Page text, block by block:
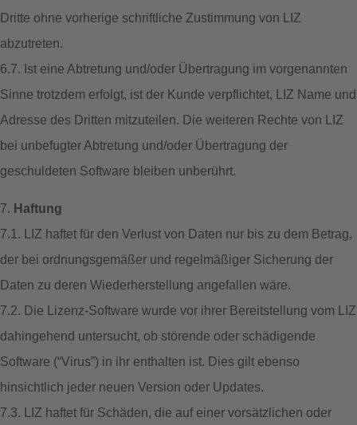
Dritte ohne vorherige schriftliche Zustimmung von LIZ
abzutreten.
6.7. Ist eine Abtretung und/oder Übertragung im vorgenannten
Sinne trotzdem erfolgt, ist der Kunde verpflichtet, LIZ Name und
Adresse des Dritten mitzuteilen. Die weiteren Rechte von LIZ
bei unbefugter Abtretung und/oder Übertragung der
geschuldeten Software bleiben unberührt.
7. Haftung
7.1. LIZ haftet für den Verlust von Daten nur bis zu dem Betrag,
der bei ordnungsgemäßer und regelmäßiger Sicherung der
Daten zu deren Wiederherstellung angefallen wäre.
7.2. Die Lizenz-Software wurde vor ihrer Bereitstellung vom LIZ
dahingehend untersucht, ob störende oder schädigende
Software (“Virus”) in ihr enthalten ist. Dies gilt ebenso
hinsichtlich jeder neuen Version oder Updates.
7.3. LIZ haftet für Schäden, die auf einer vorsätzlichen oder